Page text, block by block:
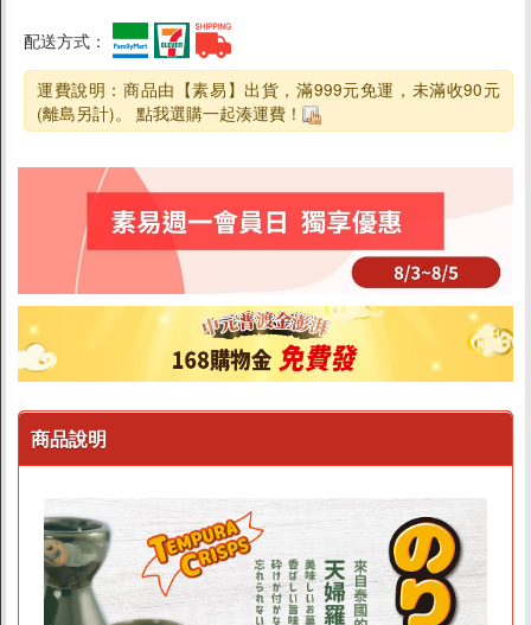
榖粉/沖泡植物奶
粥/即食湯/穀麥片
飲料茶咖啡
無酒精/氣泡飲料
果汁/水/酵素
茶/奶茶/養身茶
可可/咖啡
精選品牌
配送方式：
運費說明：商品由【素易】出貨，滿999元免運，未滿收90元
(離島另計)。 點我選購一起湊運費！
商品說明